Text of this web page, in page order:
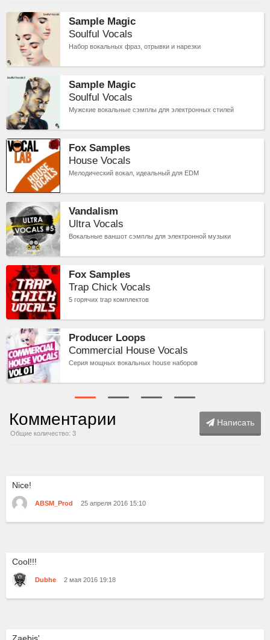
Sample Magic
Soulful Vocals
Набор вокальных фраз, отрывки и нарезки
Sample Magic
Soulful Vocals
Мужские вокальные сэмплы для электронных стилей
Fox Samples
House Vocals
Мелодический вокал, идеальный для EDM
Vandalism
Ultra Vocals
Вокальные ваншот сэмплы для электронной музыки
Fox Samples
Trap Chick Vocals
5 горячих trap комплектов
Producer Loops
Commercial House Vocals
Серия мощных вокальных house наборов
Комментарии
Общие количество: 3
Написать
Nice!
ABSM_Prod 25 апреля 2016 15:10
Cool!!!
Dubhe 2 мая 2016 19:18
Zaebis'